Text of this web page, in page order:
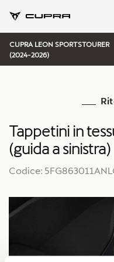
CUPRA LEON SPORTSTOURER
(2024-2026)
Tappetini in
(guida a sinistra)
Codice: